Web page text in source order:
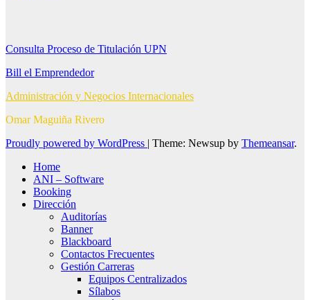
Consulta Proceso de Titulación UPN
Bill el Emprendedor
Administración y Negocios Internacionales
Omar Maguiña Rivero
Proudly powered by WordPress | Theme: Newsup by Themeansar.
Home
ANI – Software
Booking
Dirección
Auditorías
Banner
Blackboard
Contactos Frecuentes
Gestión Carreras
Equipos Centralizados
Sílabos